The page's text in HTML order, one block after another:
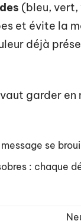
(bleu,
et évite la
déjà
garder en
se
: chaque